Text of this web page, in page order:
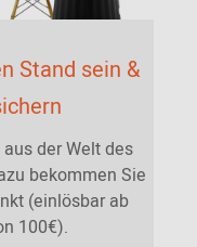
Stand sein &
der Welt des
bekommen Sie
(einlösbar ab
100€).